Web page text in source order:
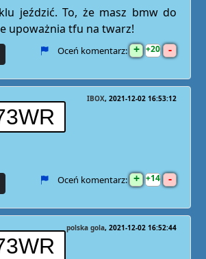
jeździć. To, że masz bmw do
upoważnia tfu na twarz!
Oceń komentarz: + 20 -
IBOX 2021-12-02 16:53:12
Oceń komentarz: + 14 -
polska gola 2021-12-02 16:52:44